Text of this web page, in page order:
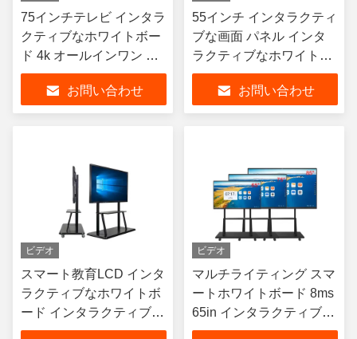
75インチテレビ インタラ
クティブなホワイトボー
ド 4k オールインワン デ
ジタル電子ホワイトボー
お問い合わせ
55インチ インタラクティ
ブな画面 パネル インタ
ラクティブなホワイトボ
ード 65インチ 75インチ
スマートボード
お問い合わせ
ビデオ
スマート教育LCD インタ
ラクティブなホワイトボ
ード インタラクティブな
フラットパネルタッチス
ビデオ
マルチライティング スマ
ートホワイトボード 8ms
65in インタラクティブな
フラットパネルデジタル